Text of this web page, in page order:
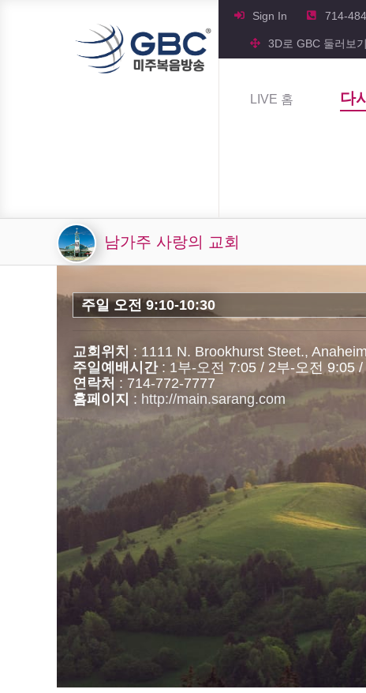
Sign In 714-
3D로 GBC 둘러보기
LIVE 홈 다
남가주 사랑의 교회
주일 오전 9:10-10:30
교회위치 : 1111 N. Brookhurst Steet.,
주일예배시간: 1부-오전 7:05 / 2부-오전 9:05
연락처 : 714-772-7777
홈페이지 : http://main.sarang.com